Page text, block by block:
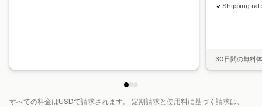
Shipping
30日間の無料
すべての料金はUSDで請求されます。 定期請求と使用料に基づく請求は、